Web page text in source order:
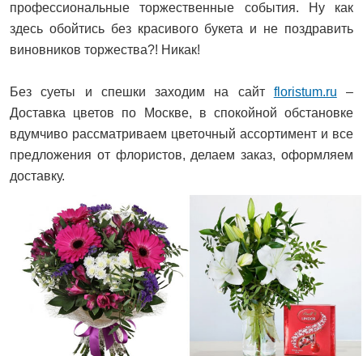
профессиональные торжественные события. Ну как
здесь обойтись без красивого букета и не поздравить
виновников торжества?! Никак!
Без суеты и спешки заходим на сайт floristum.ru –
Доставка цветов по Москве, в спокойной обстановке
вдумчиво рассматриваем цветочный ассортимент и все
предложения от флористов, делаем заказ, оформляем
доставку.